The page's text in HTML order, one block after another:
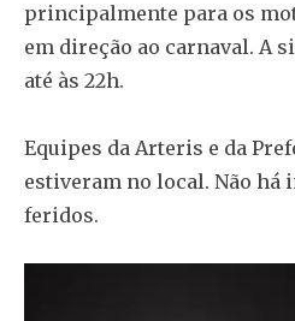
principalmente para os
em direção ao carnaval. A
até às 22h.
Equipes da Arteris e da
estiveram no local. Não há
feridos.